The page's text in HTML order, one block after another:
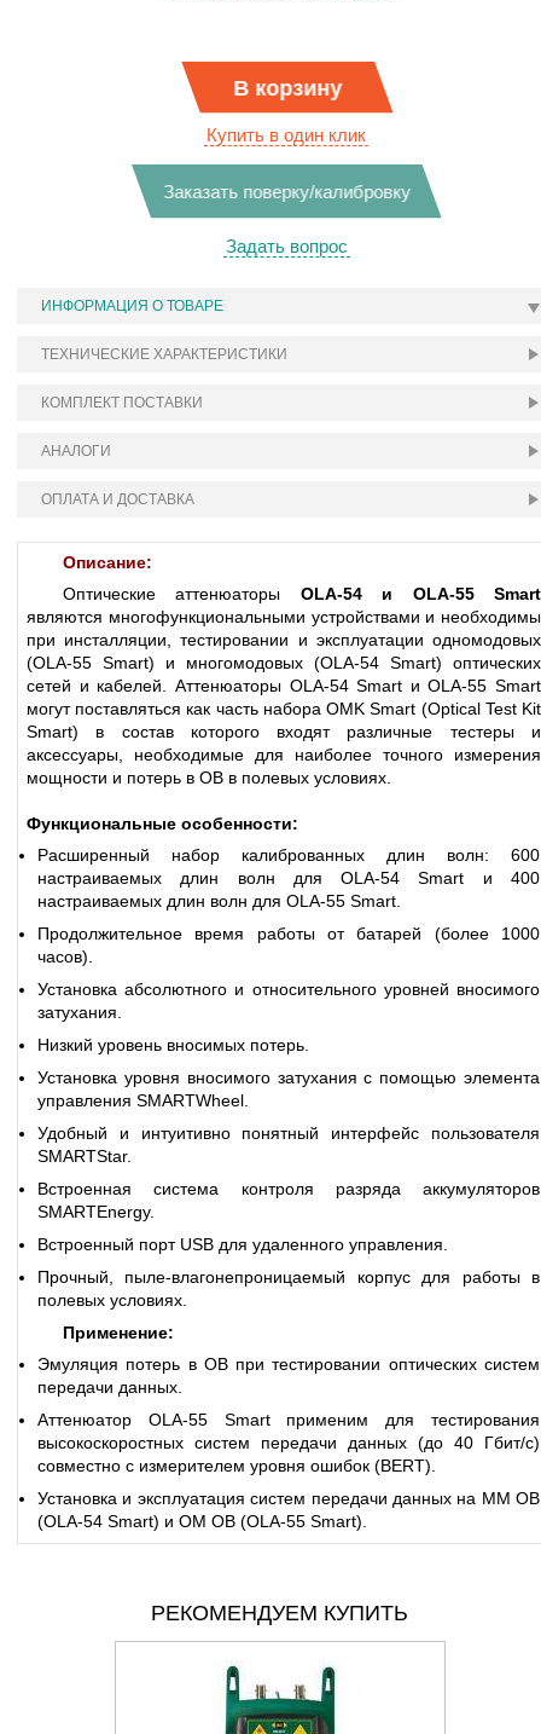
В корзину
Купить в один клик
Заказать поверку/калибровку
Задать вопрос
ИНФОРМАЦИЯ О ТОВАРЕ
ТЕХНИЧЕСКИЕ ХАРАКТЕРИСТИКИ
КОМПЛЕКТ ПОСТАВКИ
АНАЛОГИ
ОПЛАТА И ДОСТАВКА
Описание:
Оптические аттенюаторы OLA-54 и OLA-55 Smart
являются многофункциональными устройствами и необходимы
при инсталляции, тестировании и эксплуатации одномодовых
(OLA-55 Smart) и многомодовых (OLA-54 Smart) оптических
сетей и кабелей. Аттенюаторы OLA-54 Smart и OLA-55 Smart
могут поставляться как часть набора OMK Smart (Optical Test Kit
Smart) в состав которого входят различные тестеры и
аксессуары, необходимые для наиболее точного измерения
мощности и потерь в ОВ в полевых условиях.
Функциональные особенности:
Расширенный набор калиброванных длин волн: 600
настраиваемых длин волн для OLA-54 Smart и 400
настраиваемых длин волн для OLA-55 Smart.
Продолжительное время работы от батарей (более 1000
часов).
Установка абсолютного и относительного уровней вносимого
затухания.
Низкий уровень вносимых потерь.
Установка уровня вносимого затухания с помощью элемента
управления SMARTWheel.
Удобный и интуитивно понятный интерфейс пользователя
SMARTStar.
Встроенная система контроля разряда аккумуляторов
SMARTEnergy.
Встроенный порт USB для удаленного управления.
Прочный, пыле-влагонепроницаемый корпус для работы в
полевых условиях.
Применение:
Эмуляция потерь в ОВ при тестировании оптических систем
передачи данных.
Аттенюатор OLA-55 Smart применим для тестирования
высокоскоростных систем передачи данных (до 40 Гбит/с)
совместно с измерителем уровня ошибок (BERT).
Установка и эксплуатация систем передачи данных на ММ ОВ
(OLA-54 Smart) и ОМ ОВ (OLA-55 Smart).
РЕКОМЕНДУЕМ КУПИТЬ